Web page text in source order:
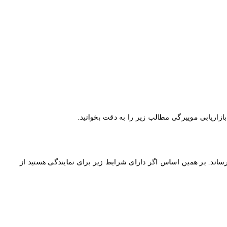
موییرگی مطالب زیر را به دقت بخوانید.
بر همین اساس اگر دارای شرایط زیر برای نمایندگی هستید از